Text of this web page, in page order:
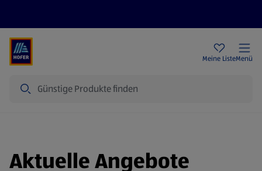
Meine ListeMenü
Aktuelle Angebote